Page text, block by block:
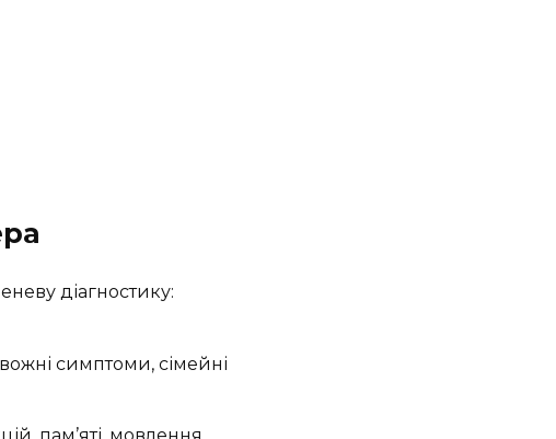
діагностику:
симптоми, сімейні